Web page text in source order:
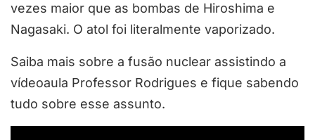
vezes maior que as bombas de Hiroshima e
Nagasaki. O atol foi literalmente vaporizado.
Saiba mais sobre a fusão nuclear assistindo a
vídeoaula Professor Rodrigues e fique sabendo
tudo sobre esse assunto.